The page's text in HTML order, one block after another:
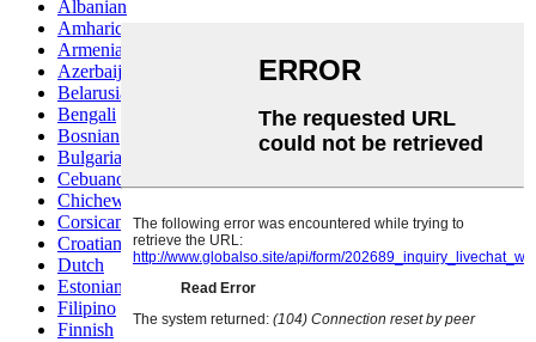
Albanian
Amharic
Armenian
Azerbaijani
Belarusian
Bengali
Bosnian
Bulgarian
Cebuano
Chichewa
Corsican
Croatian
Dutch
Estonian
Filipino
Finnish